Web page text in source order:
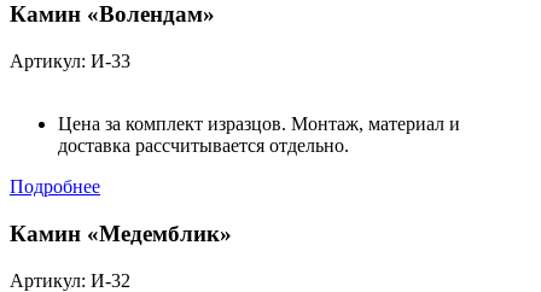
Камин «Волендам»
Артикул: И-33
Цена за комплект изразцов. Монтаж, материал и
доставка рассчитывается отдельно.
Подробнее
Камин «Медемблик»
Артикул: И-32